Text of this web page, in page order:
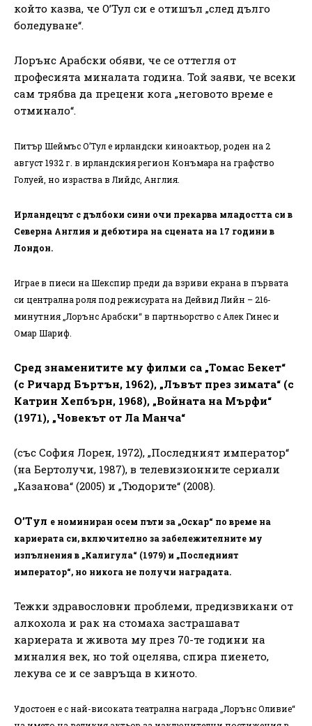
който казва, че О’Тул си е отишъл „след дълго
боледуване“.
Лорънс Арабски обяви, че се оттегля от
професията миналата година. Той заяви, че всеки
сам трябва да прецени кога „неговото време е
отминало“.
Питър Шеймъс О’Тул е ирландски киноактьор, роден на 2
август 1932 г. в ирландския регион Конъмара на графство
Голуей, но израства в Лийдс, Англия.
Ирландецът с дълбоки сини очи прекарва младостта си в
Северна Англия и дебютира на сцената на 17 години в
Лондон.
Играе в пиеси на Шекспир преди да взриви екрана в първата
си централна роля под режисурата на Дейвид Лийн – 216-
минутния „Лорънс Арабски“ в партньорство с Алек Гинес и
Омар Шариф.
Сред знаменитите му филми са „Томас Бекет“
(с Ричард Бъртън, 1962), „Лъвът през зимата“ (с
Катрин Хепбърн, 1968), „Войната на Мърфи“
(1971), „Човекът от Ла Манча“
(със София Лорен, 1972), „Последният император“
(на Бертолучи, 1987), в телевизионните сериали
„Казанова“ (2005) и „Тюдорите“ (2008).
О’Тул е номиниран осем пъти за „Оскар“ по време на
кариерата си, включително за забележителните му
изпълнения в „Калигула“ (1979) и „Последният
император“, но никога не получи наградата.
Тежки здравословни проблеми, предизвикани от
алкохола и рак на стомаха застрашават
кариерата и живота му през 70-те години на
миналия век, но той оцелява, спира пиенето,
лекува се и се завръща в киното.
Удостоен е с най-високата театрална награда „Лорънс Оливие“